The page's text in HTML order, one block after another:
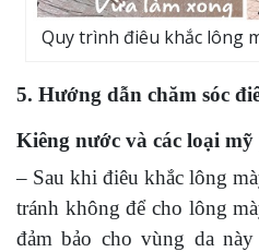
Quy trình điêu khắc lông
5. Hướng dẫn chăm sóc
Kiêng nước và các loại mỹ
– Sau khi điêu khắc lông
tránh không để cho lông
đảm bảo cho vùng da